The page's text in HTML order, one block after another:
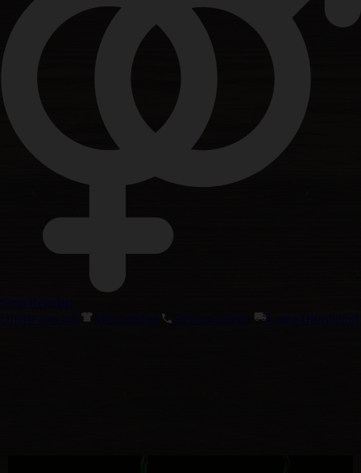
Semi Regolari
Offerte speciali
Merchandise Servizio Clienti Login Distributori